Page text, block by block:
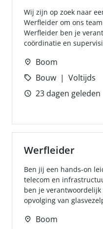
Wij zijn op zoek naar
Werfleider om ons
Werfleider ben je
coördinatie en
Boom
Bouw
Voltijds
23 dagen geleden
Werfleider
Ben jij een hands-on
telecom en
ben je
opvolging van
Boom